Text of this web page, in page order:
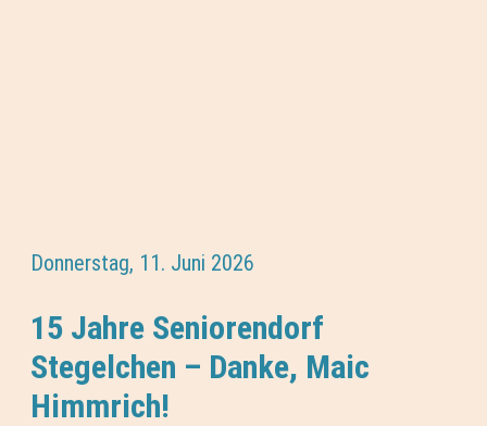
Donnerstag, 11. Juni 2026
15 Jahre Seniorendorf
Stegelchen – Danke, Maic
Himmrich!